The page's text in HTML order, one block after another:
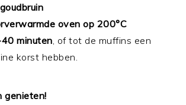
oven op 200°C
minuten , of tot de muffins een
korst hebben.
genieten!